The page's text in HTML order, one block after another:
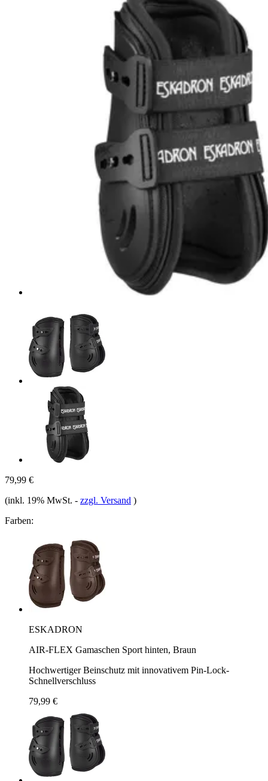
79,99 €
(inkl. 19% MwSt. - zzgl. Versand )
Farben:
ESKADRON
AIR-FLEX Gamaschen Sport hinten, Braun
Hochwertiger Beinschutz mit innovativem Pin-Lock-
Schnellverschluss
79,99 €